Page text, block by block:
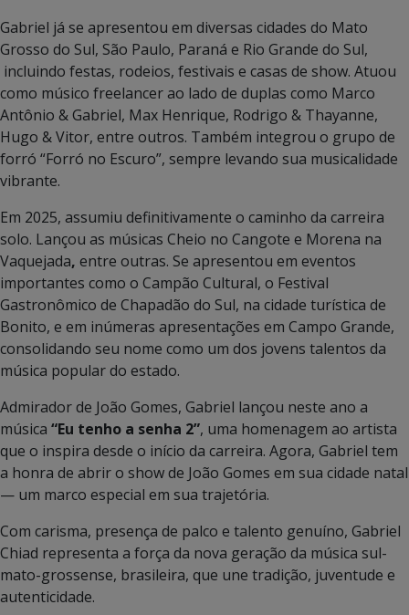
Gabriel já se apresentou em diversas cidades do Mato
Grosso do Sul, São Paulo, Paraná e Rio Grande do Sul,
incluindo festas, rodeios, festivais e casas de show. Atuou
como músico freelancer ao lado de duplas como Marco
Antônio & Gabriel, Max Henrique, Rodrigo & Thayanne,
Hugo & Vitor, entre outros. Também integrou o grupo de
forró “Forró no Escuro”, sempre levando sua musicalidade
vibrante.
Em 2025, assumiu definitivamente o caminho da carreira
solo. Lançou as músicas Cheio no Cangote e Morena na
Vaquejada, entre outras. Se apresentou em eventos
importantes como o Campão Cultural, o Festival
Gastronômico de Chapadão do Sul, na cidade turística de
Bonito, e em inúmeras apresentações em Campo Grande,
consolidando seu nome como um dos jovens talentos da
música popular do estado.
Admirador de João Gomes, Gabriel lançou neste ano a
música “Eu tenho a senha 2”, uma homenagem ao artista
que o inspira desde o início da carreira. Agora, Gabriel tem
a honra de abrir o show de João Gomes em sua cidade natal
— um marco especial em sua trajetória.
Com carisma, presença de palco e talento genuíno, Gabriel
Chiad representa a força da nova geração da música sul-
mato-grossense, brasileira, que une tradição, juventude e
autenticidade.